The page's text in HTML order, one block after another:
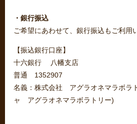
・銀行振込
ご希望にあわせて、銀行振込もご利用
【振込銀行口座】
十六銀行 八幡支店
普通 1352907
名義：株式会社 アグラオネマラボラ
ャ アグラオネマラボラトリー)